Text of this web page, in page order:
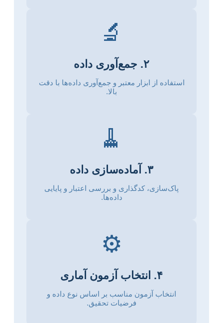
🔬
۲. جمع‌آوری داده
استفاده از ابزار معتبر و جمع‌آوری داده‌ها با دقت
بالا.
🧹
۳. آماده‌سازی داده
پاک‌سازی، کدگذاری و بررسی اعتبار و پایایی
داده‌ها.
⚙️
۴. انتخاب آزمون آماری
انتخاب آزمون مناسب بر اساس نوع داده و
فرضیات تحقیق.